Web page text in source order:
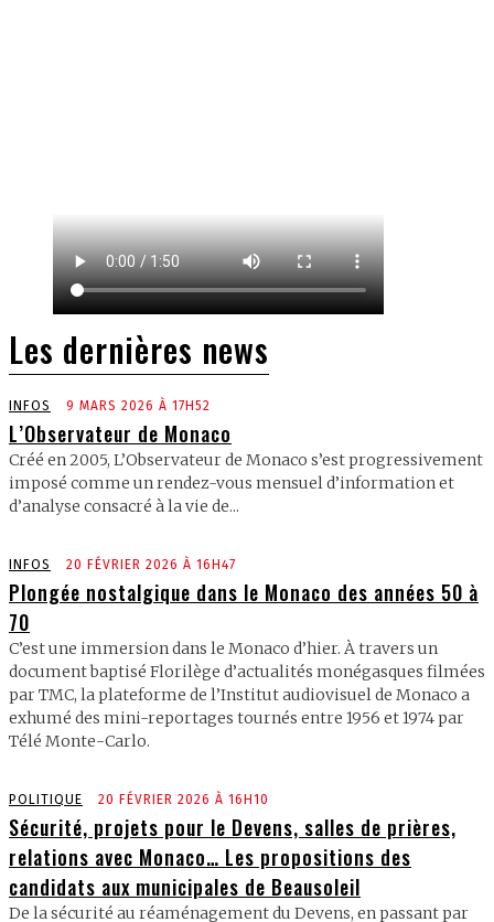
Les dernières news
INFOS 9 MARS 2026 À 17H52
L’Observateur de Monaco
Créé en 2005, L’Observateur de Monaco s’est progressivement
imposé comme un rendez-vous mensuel d’information et
d’analyse consacré à la vie de...
INFOS 20 FÉVRIER 2026 À 16H47
Plongée nostalgique dans le Monaco des années 50 à
70
C’est une immersion dans le Monaco d’hier. À travers un
document baptisé Florilège d’actualités monégasques filmées
par TMC, la plateforme de l’Institut audiovisuel de Monaco a
exhumé des mini-reportages tournés entre 1956 et 1974 par
Télé Monte-Carlo.
POLITIQUE 20 FÉVRIER 2026 À 16H10
Sécurité, projets pour le Devens, salles de prières,
relations avec Monaco… Les propositions des
candidats aux municipales de Beausoleil
De la sécurité au réaménagement du Devens, en passant par